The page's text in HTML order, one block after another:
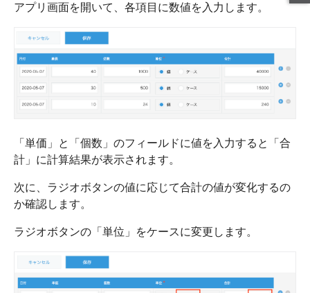
アプリ画面を開いて、各項目に数値を入力します。
「単価」と「個数」のフィールドに値を入力すると「合
計」に計算結果が表示されます。
次に、ラジオボタンの値に応じて合計の値が変化するの
か確認します。
ラジオボタンの「単位」をケースに変更します。